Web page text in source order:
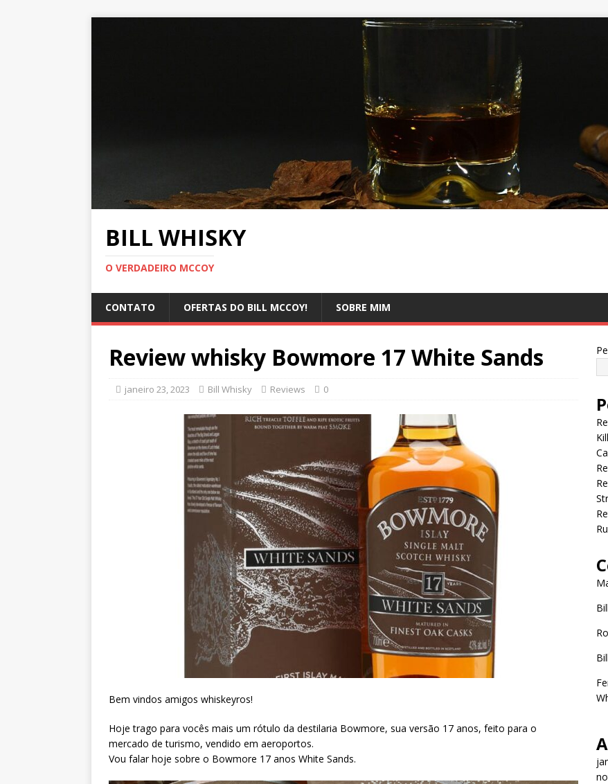
BILL WHISKY
O VERDADEIRO MCCOY
CONTATO OFERTAS DO BILL MCCOY! SOBRE MIM
Review whisky Bowmore 17 White Sands
janeiro 23, 2023 Bill Whisky Reviews 0
Bem vindos amigos whiskeyros!
Hoje trago para vocês mais um rótulo da destilaria Bowmore, sua versão 17 anos, feito para o
mercado de turismo, vendido em aeroportos.
Vou falar hoje sobre o Bowmore 17 anos White Sands.